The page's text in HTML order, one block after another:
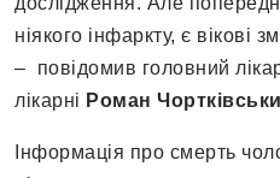
ніякого інфаркту, є вікові
– повідомив головний
лікарні Роман
Інформація про смерть